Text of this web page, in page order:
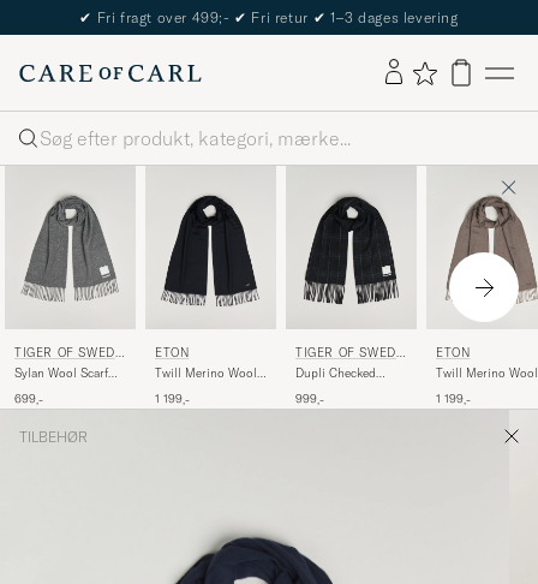
✔ Fri fragt over 499;- ✔ Fri retur ✔ 1–3 dages levering
Søg
TIGER OF SWEDE
N
Sylan Wool Scarf
699,-
ETON
Twill Merino Wool
1 199,-
TIGER OF SWEDE
N
Dupli Checked
999,-
ETON
Twill Merino Wool
1 199,-
TILBEHØR